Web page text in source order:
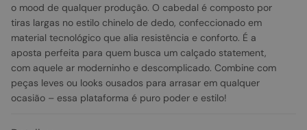
o mood de qualquer produção. O cabedal é composto por
tiras largas no estilo chinelo de dedo, confeccionado em
material tecnológico que alia resistência e conforto. É a
aposta perfeita para quem busca um calçado statement,
com aquele ar moderninho e descomplicado. Combine com
peças leves ou looks ousados para arrasar em qualquer
ocasião – essa plataforma é puro poder e estilo!